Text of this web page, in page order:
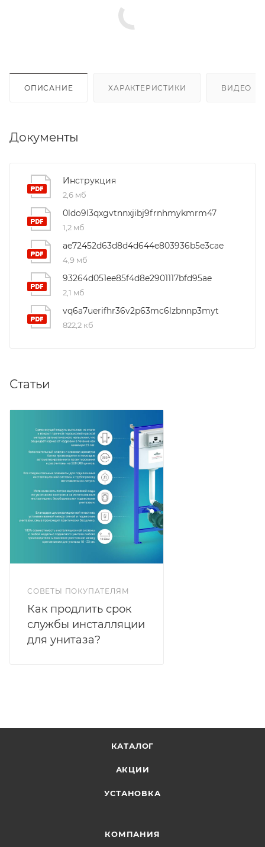
ОПИСАНИЕ ХАРАКТЕРИСТИКИ ВИДЕО
Документы
Инструкция
2,6 мб
0ldo9l3qxgvtnnxjibj9frnhmykmrm47
1,2 мб
ae72452d63d8d4d644e803936b5e3cae
4,9 мб
93264d051ee85f4d8e2901117bfd95ae
2,1 мб
vq6a7uerifhr36v2p63mc6lzbnnp3myt
822,2 кб
Статьи
СОВЕТЫ ПОКУПАТЕЛЯМ
Как продлить срок
службы инсталляции
для унитаза?
КАТАЛОГ
АКЦИИ
УСТАНОВКА
КОМПАНИЯ